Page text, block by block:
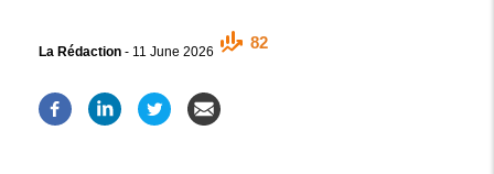
La Rédaction - 11 June 2026
82